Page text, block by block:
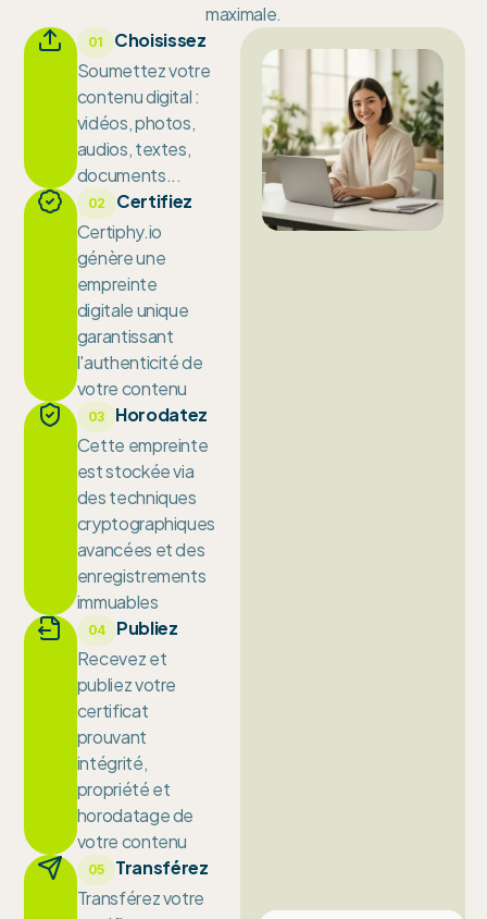
maximale.
01
Choisissez
Soumettez votre
contenu digital :
vidéos, photos,
audios, textes,
documents...
02
Certifiez
Certiphy.io
génère une
empreinte
digitale unique
garantissant
l'authenticité de
votre contenu
03
Horodatez
Cette empreinte
est stockée via
des techniques
cryptographiques
avancées et des
enregistrements
immuables
04
Publiez
Recevez et
publiez votre
certificat
prouvant
intégrité,
propriété et
horodatage de
votre contenu
05
Transférez
Transférez votre